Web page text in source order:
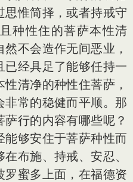
思惟简择，或者持戒守
种性住的菩萨本性清
不会造作无间恶业，
经具足了能够任持一
清净的种性住菩萨，
常的稳健而平顺。那
行的内容有哪些呢？
够安住于菩萨种性而
布施、持戒、安忍、
蜜多上面，在福德资